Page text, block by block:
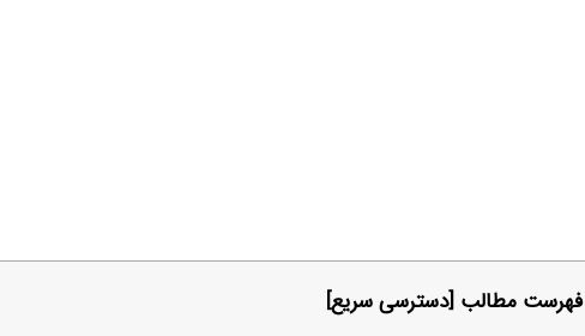
فهرست مطالب [دسترسی سریع]